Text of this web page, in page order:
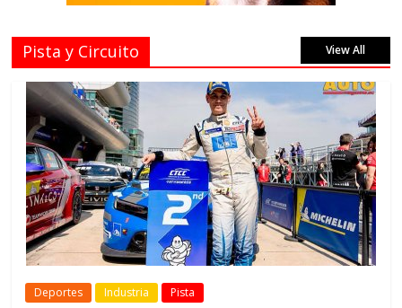
Pista y Circuito View All
Deportes Industria Pista